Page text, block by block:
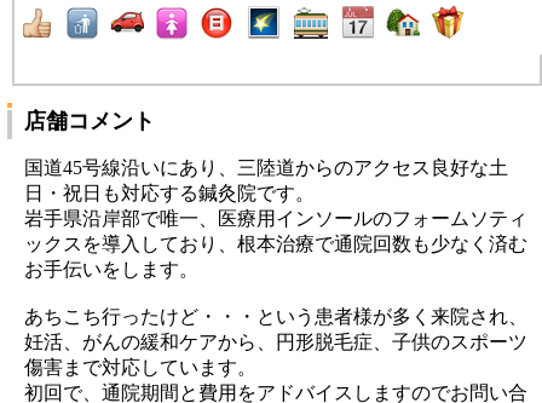
店舗コメント
国道45号線沿いにあり、三陸道からのアクセス良好な土
日・祝日も対応する鍼灸院です。
岩手県沿岸部で唯一、医療用インソールのフォームソティ
ックスを導入しており、根本治療で通院回数も少なく済む
お手伝いをします。
あちこち行ったけど・・・という患者様が多く来院され、
妊活、がんの緩和ケアから、円形脱毛症、子供のスポーツ
傷害まで対応しています。
初回で、通院期間と費用をアドバイスしますのでお問い合